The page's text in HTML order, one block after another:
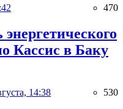
470
Кассис в Баку
14:38 530